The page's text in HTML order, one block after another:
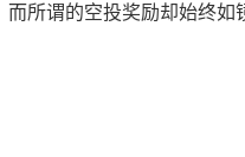
所谓的空投奖励却始终如